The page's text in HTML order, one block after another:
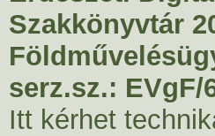
Szakkönyvtár
serz.sz.: EVgF/
Itt kérhet